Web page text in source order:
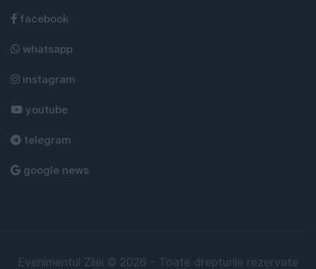
facebook
whatsapp
instagram
youtube
telegram
google news
Evenimentul Zilei © 2026 - Toate drepturile rezervate